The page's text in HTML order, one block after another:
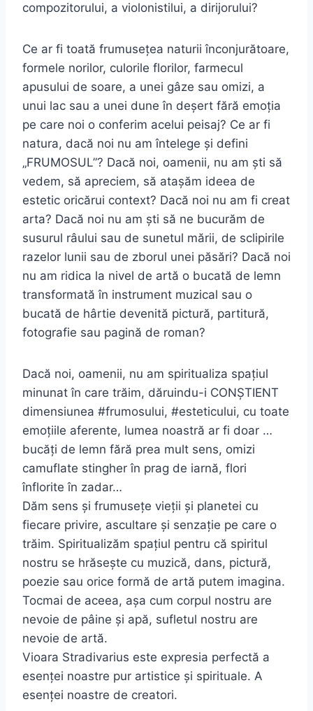
compozitorului, a violonistilui, a dirijorului?
Ce ar fi toată frumusețea naturii înconjurătoare,
formele norilor, culorile florilor, farmecul
apusului de soare, a unei gâze sau omizi, a
unui lac sau a unei dune în deşert fără emoția
pe care noi o conferim acelui peisaj? Ce ar fi
natura, dacă noi nu am întelege şi defini
„FRUMOSUL”? Dacă noi, oamenii, nu am şti să
vedem, să apreciem, să ataşăm ideea de
estetic oricărui context? Dacă noi nu am fi creat
arta? Dacă noi nu am şti să ne bucurăm de
susurul râului sau de sunetul mării, de sclipirile
razelor lunii sau de zborul unei păsări? Dacă noi
nu am ridica la nivel de artă o bucată de lemn
transformată în instrument muzical sau o
bucată de hârtie devenită pictură, partitură,
fotografie sau pagină de roman?
Dacă noi, oamenii, nu am spiritualiza spațiul
minunat în care trăim, dăruindu-i CONŞTIENT
dimensiunea #frumosului, #esteticului, cu toate
emoțiile aferente, lumea noastră ar fi doar …
bucăți de lemn fără prea mult sens, omizi
camuflate stingher în prag de iarnă, flori
înflorite în zadar…
Dăm sens şi frumusețe vieții şi planetei cu
fiecare privire, ascultare şi senzație pe care o
trăim. Spiritualizăm spațiul pentru că spiritul
nostru se hrăseşte cu muzică, dans, pictură,
poezie sau orice formă de artă putem imagina.
Tocmai de aceea, aşa cum corpul nostru are
nevoie de pâine şi apă, sufletul nostru are
nevoie de artă.
Vioara Stradivarius este expresia perfectă a
esenței noastre pur artistice şi spirituale. A
esenței noastre de creatori.